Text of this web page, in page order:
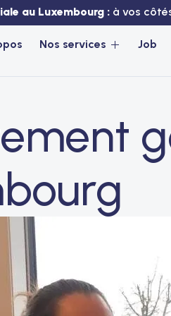
au Luxembourg : à vos
Nos services Job